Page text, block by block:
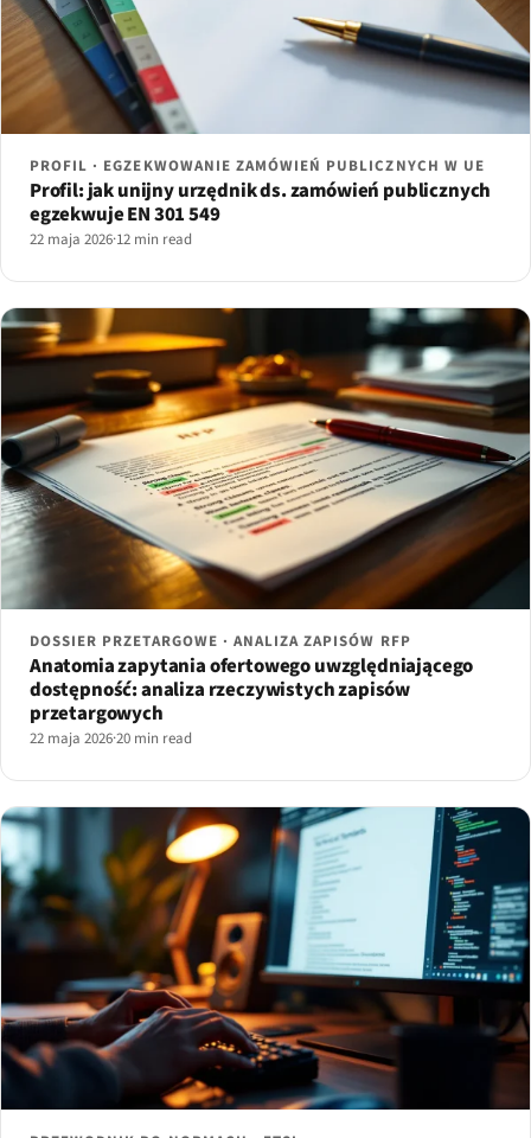
PROFIL · EGZEKWOWANIE ZAMÓWIEŃ PUBLICZNYCH W UE
Profil: jak unijny urzędnik ds. zamówień publicznych
egzekwuje EN 301 549
22 maja 2026·12 min read
DOSSIER PRZETARGOWE · ANALIZA ZAPISÓW RFP
Anatomia zapytania ofertowego uwzględniającego
dostępność: analiza rzeczywistych zapisów
przetargowych
22 maja 2026·20 min read